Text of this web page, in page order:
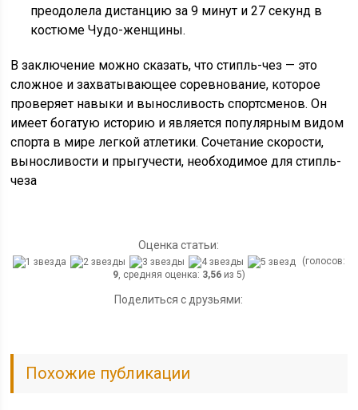
преодолела дистанцию за 9 минут и 27 секунд в
костюме Чудо-женщины.
В заключение можно сказать, что стипль-чез — это
сложное и захватывающее соревнование, которое
проверяет навыки и выносливость спортсменов. Он
имеет богатую историю и является популярным видом
спорта в мире легкой атлетики. Сочетание скорости,
выносливости и прыгучести, необходимое для стипль-
чеза
Оценка статьи:
(голосов:
9, средняя оценка: 3,56из 5)
Поделиться с друзьями:
Похожие публикации